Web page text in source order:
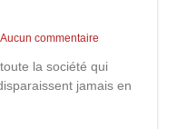
commentaire
la société qui
jamais en